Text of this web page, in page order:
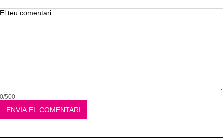
El teu comentari
0/500